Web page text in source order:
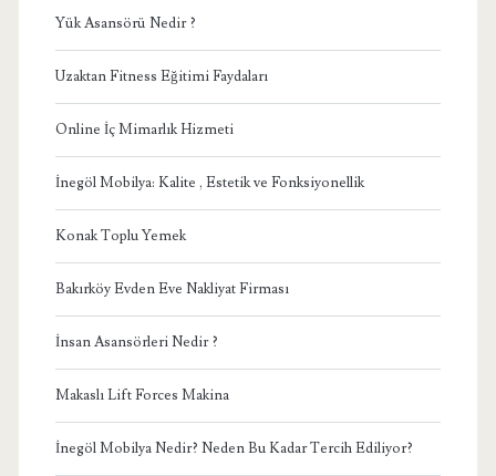
Yük Asansörü Nedir ?
Uzaktan Fitness Eğitimi Faydaları
Online İç Mimarlık Hizmeti
İnegöl Mobilya: Kalite , Estetik ve Fonksiyonellik
Konak Toplu Yemek
Bakırköy Evden Eve Nakliyat Firması
İnsan Asansörleri Nedir ?
Makaslı Lift Forces Makina
İnegöl Mobilya Nedir? Neden Bu Kadar Tercih Ediliyor?